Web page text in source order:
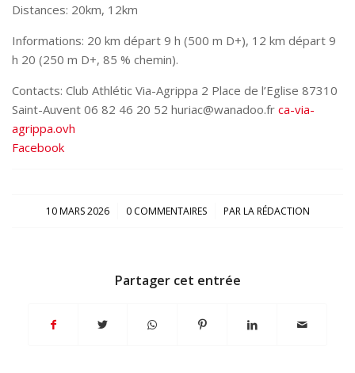
Distances: 20km, 12km
Informations: 20 km départ 9 h (500 m D+), 12 km départ 9
h 20 (250 m D+, 85 % chemin).
Contacts: Club Athlétic Via-Agrippa 2 Place de l’Eglise 87310
Saint-Auvent 06 82 46 20 52 huriac@wanadoo.fr ca-via-
agrippa.ovh
Facebook
10 MARS 2026
/ 0 COMMENTAIRES
/ PARLA RÉDACTION
Partager cet entrée